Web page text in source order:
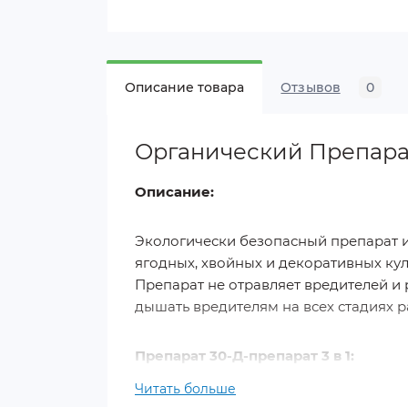
Описание товара Отзывов 0
Органический
Описание:
Экологически безопасный препарат
ягодных, хвойных и декоративных
Препарат не отравляет вредителей
дышать вредителям на всех стадиях
Препарат 30-Д-препарат 3 в 1:
Читать больше